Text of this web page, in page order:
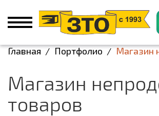
Главная Портфолио Магазин
Магазин
товаров